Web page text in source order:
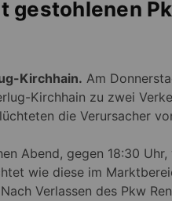
gestohlenen
Kirchhain. Am
Kirchhain zu zwei
die Verursacher
Abend, gegen 18:30
wie diese im
Verlassen des Pkw